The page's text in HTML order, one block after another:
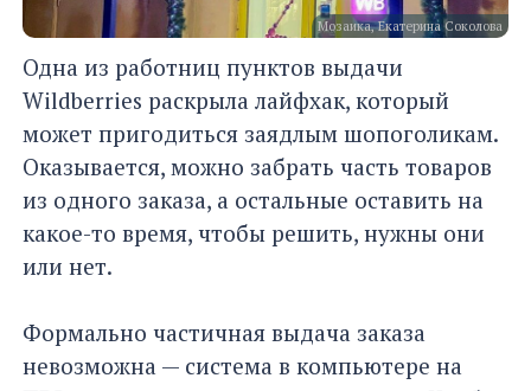
Мозаика, Екатерина Соколова
Одна из работниц пунктов выдачи
Wildberries раскрыла лайфхак, который
может пригодиться заядлым шопоголикам.
Оказывается, можно забрать часть товаров
из одного заказа, а остальные оставить на
какое-то время, чтобы решить, нужны они
или нет.
Формально частичная выдача заказа
невозможна — система в компьютере на